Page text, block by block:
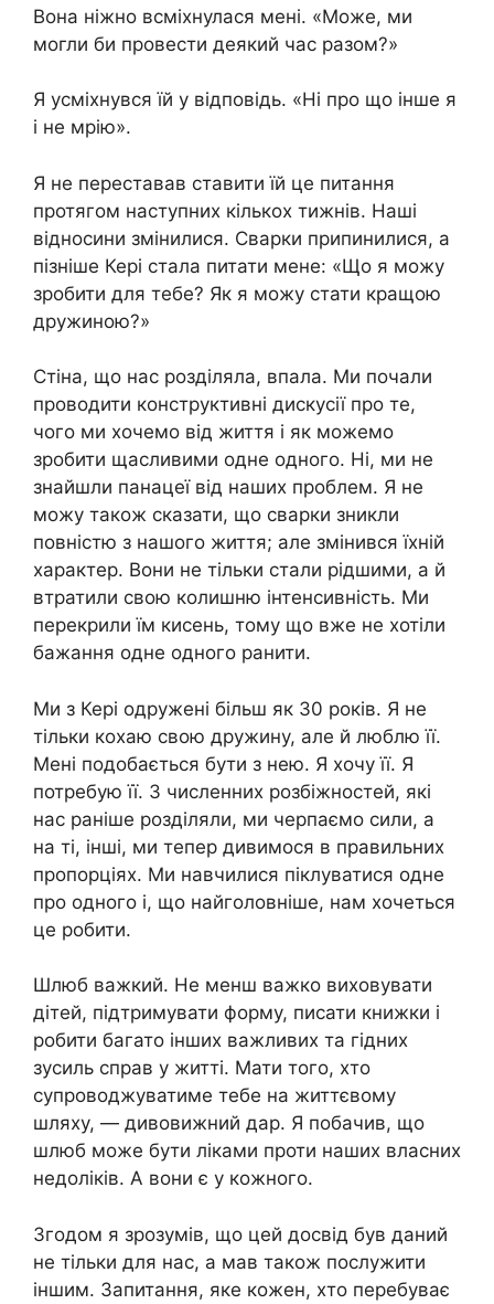
Вона ніжно всміхнулася мені. «Може, ми
могли би провести деякий час разом?»
Я усміхнувся їй у відповідь. «Ні про що інше я
і не мрію».
Я не переставав ставити їй це питання
протягом наступних кількох тижнів. Наші
відносини змінилися. Сварки припинилися, а
пізніше Кері стала питати мене: «Що я можу
зробити для тебе? Як я можу стати кращою
дружиною?»
Стіна, що нас розділяла, впала. Ми почали
проводити конструктивні дискусії про те,
чого ми хочемо від життя і як можемо
зробити щасливими одне одного. Ні, ми не
знайшли панацеї від наших проблем. Я не
можу також сказати, що сварки зникли
повністю з нашого життя; але змінився їхній
характер. Вони не тільки стали рідшими, а й
втратили свою колишню інтенсивність. Ми
перекрили їм кисень, тому що вже не хотіли
бажання одне одного ранити.
Ми з Кері одружені більш як 30 років. Я не
тільки кохаю свою дружину, але й люблю її.
Мені подобається бути з нею. Я хочу її. Я
потребую її. З численних розбіжностей, які
нас раніше розділяли, ми черпаємо сили, а
на ті, інші, ми тепер дивимося в правильних
пропорціях. Ми навчилися піклуватися одне
про одного і, що найголовніше, нам хочеться
це робити.
Шлюб важкий. Не менш важко виховувати
дітей, підтримувати форму, писати книжки і
робити багато інших важливих та гідних
зусиль справ у житті. Мати того, хто
супроводжуватиме тебе на життєвому
шляху, — дивовижний дар. Я побачив, що
шлюб може бути ліками проти наших власних
недоліків. А вони є у кожного.
Згодом я зрозумів, що цей досвід був даний
не тільки для нас, а мав також послужити
іншим. Запитання, яке кожен, хто перебуває